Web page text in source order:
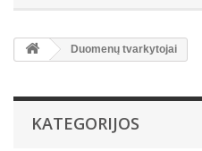
Duomenų tvarkytojai
KATEGORIJOS